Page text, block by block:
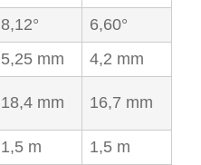
8,12°
6,60°
5,25 mm
4,2 mm
18,4 mm 16,7 mm
1,5 m
1,5 m